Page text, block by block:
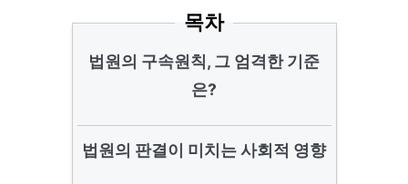
목차
법원의 구속원칙, 그 엄격한 기준
은?
법원의 판결이 미치는 사회적 영향